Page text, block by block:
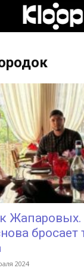
Жапаровых.
бросает
2024